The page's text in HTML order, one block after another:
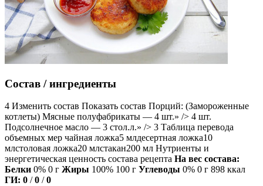
Состав / ингредиенты
4 Изменить состав Показать состав Порций: (Замороженные
котлеты) Мясные полуфабрикаты — 4 шт.» /> 4 шт.
Подсолнечное масло — 3 стол.л.» /> 3 Таблица перевода
объемных мер чайная ложка5 млдесертная ложка10
млстоловая ложка20 млстакан200 мл Нутриенты и
энергетическая ценность состава рецепта На вес состава:
Белки 0% 0 г Жиры 100% 100 г Углеводы 0% 0 г 898 ккал
ГИ: 0 /0 /0